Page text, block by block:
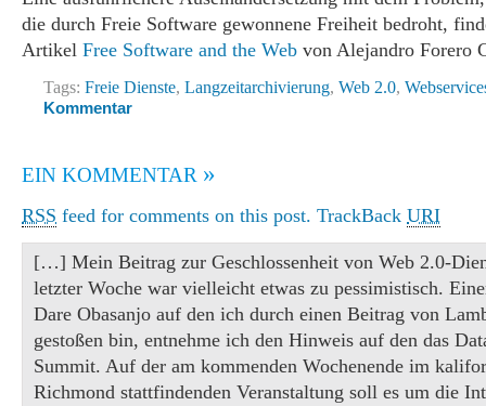
die durch Freie Software gewonnene Freiheit bedroht,
Artikel Free Software and the Web von Alejandro Forero
Tags: Freie Dienste, Langzeitarchivierung, Web 2.0,
Kommentar
EIN KOMMENTAR »
RSS feed for comments on this post. TrackBack URI
[…] Mein Beitrag zur Geschlossenheit von Web 2.0-
letzter Woche war vielleicht etwas zu pessimistisch.
Dare Obasanjo auf den ich durch einen Beitrag von
gestoßen bin, entnehme ich den Hinweis auf den das
Summit. Auf der am kommenden Wochenende im
Richmond stattfindenden Veranstaltung soll es um die